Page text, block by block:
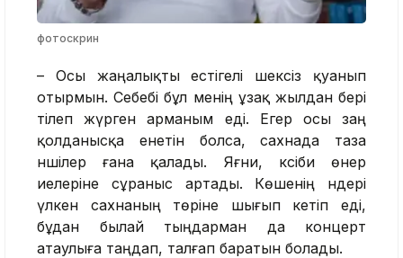
фотоскрин
– Осы жаңалықты естігелі шексіз қуанып
отырмын. Себебі бұл менің ұзақ жылдан бері
тілеп жүрген арманым еді. Егер осы заң
қолданысқа енетін болса, сахнада таза
әншілер ғана қалады. Яғни, кәсіби өнер
иелеріне сұраныс артады. Көшенің әндері
үлкен сахнаның төріне шығып кетіп еді,
бұдан былай тыңдарман да концерт
атаулыға таңдап, талғап баратын болады.